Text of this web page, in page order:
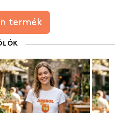
termék